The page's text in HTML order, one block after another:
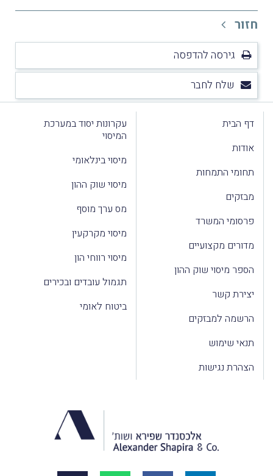
חזור
גירסה להדפסה
שלח לחבר
דף הבית
אודות
תחומי התמחות
מבזקים
פרסומי המשרד
מדורים מקצועיים
הספר מיסוי שוק ההון
יצירת קשר
הרשמה למבזקים
תנאי שימוש
הצהרת נגישות
עקרונות יסוד במערכת
המיסוי
מיסוי בינלאומי
מיסוי שוק ההון
מס ערך מוסף
מיסוי מקרקעין
מיסוי רווחי הון
תגמול עובדים ובכירים
ביטוח לאומי